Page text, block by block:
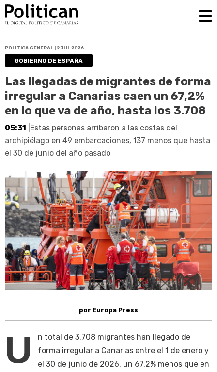
POLÍTICA GENERAL | 2 JUL 2026
GOBIERNO DE ESPAÑA
Las llegadas de migrantes de forma
irregular a Canarias caen un 67,2%
en lo que va de año, hasta los 3.708
05:31 |Estas personas arribaron a las costas del
archipiélago en 49 embarcaciones, 137 menos que hasta
el 30 de junio del año pasado
por Europa Press
U
n total de 3.708 migrantes han llegado de
forma irregular a Canarias entre el 1 de enero y
el 30 de junio de 2026, un 67,2% menos que en